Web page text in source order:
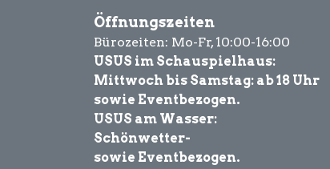
Öffnungszeiten
Bürozeiten: Mo-Fr, 10:00-16:00
USUS im Schauspielhaus:
Mittwoch bis Samstag: ab 18 Uhr
sowie Eventbezogen.
USUS am Wasser:
Schönwetter-
sowie Eventbezogen.